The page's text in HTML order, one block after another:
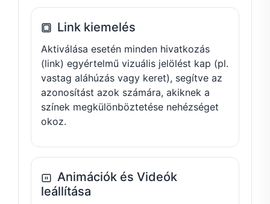
Link kiemelés
Aktiválása esetén minden hivatkozás
(link) egyértelmű vizuális jelölést kap (pl.
vastag aláhúzás vagy keret), segítve az
azonosítást azok számára, akiknek a
színek megkülönböztetése nehézséget
okoz.
Animációk és Videók
leállítása